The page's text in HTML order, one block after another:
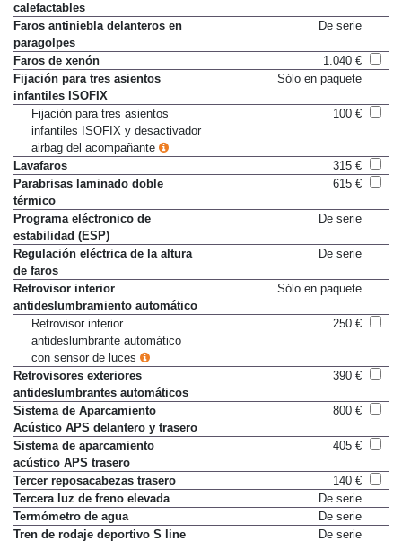
calefactables
Faros antiniebla delanteros en
paragolpes
De serie
Faros de xenón
1.040 €
Fijación para tres asientos
infantiles ISOFIX
Sólo en paquete
Fijación para tres asientos
infantiles ISOFIX y desactivador
airbag del acompañante
100 €
Lavafaros
315 €
Parabrisas laminado doble
térmico
615 €
Programa eléctronico de
estabilidad (ESP)
De serie
Regulación eléctrica de la altura
de faros
De serie
Retrovisor interior
antideslumbramiento automático
Sólo en paquete
Retrovisor interior
antideslumbrante automático
con sensor de luces
250 €
Retrovisores exteriores
antideslumbrantes automáticos
390 €
Sistema de Aparcamiento
Acústico APS delantero y trasero
800 €
Sistema de aparcamiento
acústico APS trasero
405 €
Tercer reposacabezas trasero
140 €
Tercera luz de freno elevada
De serie
Termómetro de agua
De serie
Tren de rodaje deportivo S line
De serie